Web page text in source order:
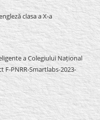
clasa a X-a
a Colegiului Național
F-PNRR-Smartlabs-2023-